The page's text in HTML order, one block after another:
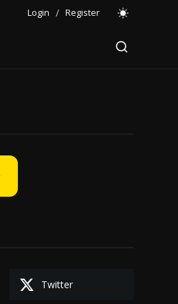
Login / Register
Twitter